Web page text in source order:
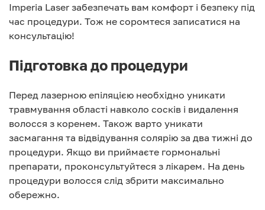
Imperia Laser забезпечать вам комфорт і безпеку під
час процедури. Тож не соромтеся записатися на
консультацію!
Підготовка до процедури
Перед лазерною епіляцією необхідно уникати
травмування області навколо сосків і видалення
волосся з коренем. Також варто уникати
засмагання та відвідування солярію за два тижні до
процедури. Якщо ви приймаєте гормональні
препарати, проконсультуйтеся з лікарем. На день
процедури волосся слід збрити максимально
обережно.